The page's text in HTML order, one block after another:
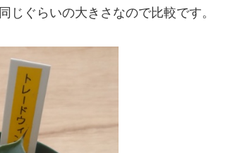
じぐらいの大きさなので比較です。